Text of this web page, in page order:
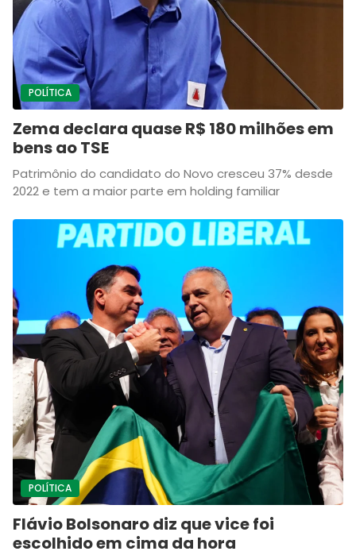
POLÍTICA
Zema declara quase R$ 180 milhões em
bens ao TSE
Patrimônio do candidato do Novo cresceu 37% desde
2022 e tem a maior parte em holding familiar
POLÍTICA
Flávio Bolsonaro diz que vice foi
escolhido em cima da hora